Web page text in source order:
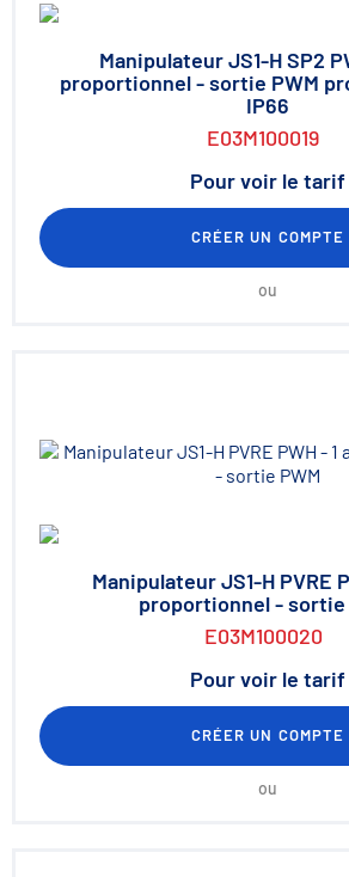
Manipulateur JS1-H SP2
proportionnel - sortie PWM
IP66
E03M100019
Pour voir le tarif
CRÉER UN COMPTE
ou
Manipulateur JS1-H PVRE
proportionnel - sortie
E03M100020
Pour voir le tarif
CRÉER UN COMPTE
ou